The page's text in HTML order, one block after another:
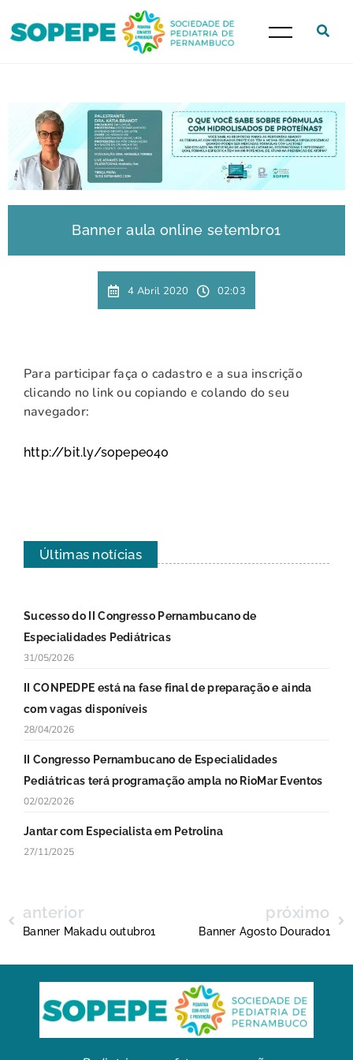
Banner aula online setembro1
4 Abril 2020 02:03
Para participar faça o cadastro e a sua inscrição
clicando no link ou copiando e colando do seu
navegador:
http://bit.ly/sopepe040
Últimas notícias
Sucesso do II Congresso Pernambucano de
Especialidades Pediátricas
31/05/2026
II CONPEDPE está na fase final de preparação e ainda
com vagas disponíveis
28/04/2026
II Congresso Pernambucano de Especialidades
Pediátricas terá programação ampla no RioMar Eventos
02/02/2026
Jantar com Especialista em Petrolina
27/11/2025
anterior
Banner Makadu outubro1
próximo
Banner Agosto Dourado1